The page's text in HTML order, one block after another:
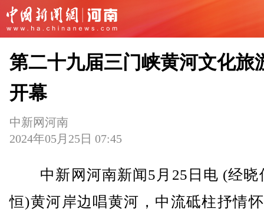
第二十九届三门峡黄河文化旅
开幕
中新网河南
2024年05月25日 07:45
中新网河南新闻5月25日电 (经晓
恒)黄河岸边唱黄河，中流砥柱抒情